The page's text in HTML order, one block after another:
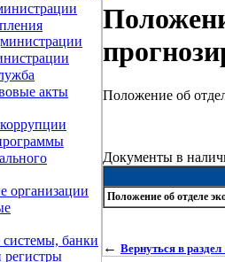
акты
организации
банки
регистры
Положение об
Документы в
Положение об отделе
← Вернуться в